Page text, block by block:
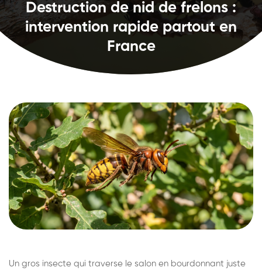
Destruction de nid de frelons :
intervention rapide partout en
France
Un gros insecte qui traverse le salon en bourdonnant juste